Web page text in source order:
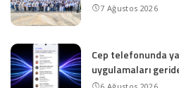
7 Ağustos 2026
Cep telefonunda
uygulamaları